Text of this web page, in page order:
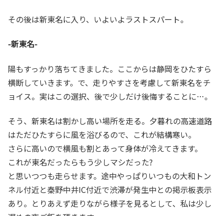
その後は新東名に入り、いよいよラストスパート。
-新東名-
陽もすっかり落ちてきました。ここからは静岡をひたすら
横断していきます。で、走りやすさを考慮して新東名をチ
ョイス。実はこの選択、後で少しだけ後悔することに…。
そう、新東名は割かし高い場所を走る。夕暮れの高速道路
はただひたすらに風を浴びるので、これが結構寒い。
さらに高いので横風も割とあって身体が冷えてきます。
これが東名だったらもう少しマシだった?
と思いつつも走らせます。途中やっぱりいつもの大和トン
ネル付近と秦野中井IC付近で渋滞が発生中との掲示板表示
あり。とりあえず走りながら様子を見るとして、私は少し